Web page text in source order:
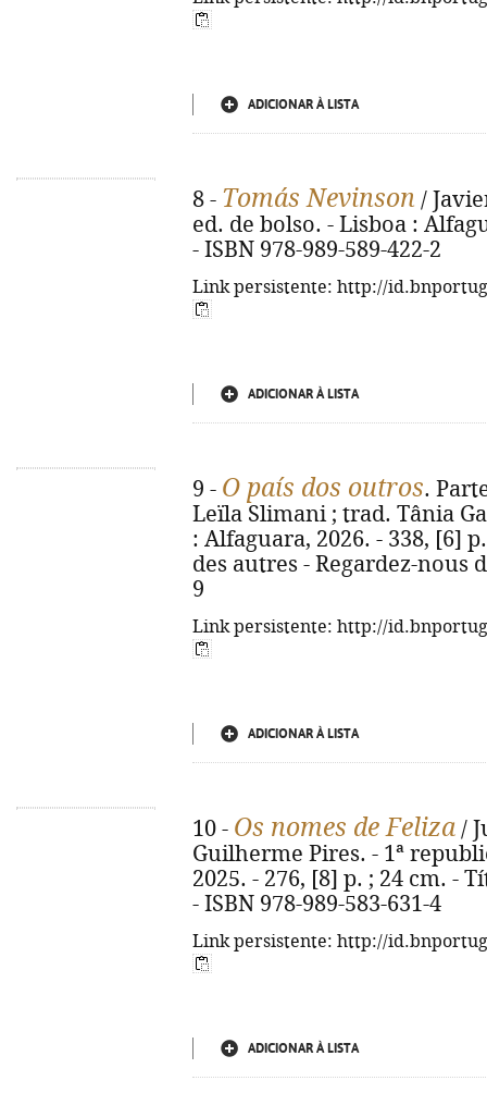
ADICIONAR À LISTA
8 - Tomás Nevinson /
ed. de bolso. - Lisboa :
- ISBN 978-989-589-422-2
Link persistente: http://
ADICIONAR À LISTA
9 - O país dos outros.
Leïla Slimani ; trad. Tânia
: Alfaguara, 2026. - 338, [6]
des autres - Regardez-nous
9
Link persistente: http://
ADICIONAR À LISTA
10 - Os nomes de Feliza /
Guilherme Pires. - 1ª
2025. - 276, [8] p. ; 24 cm. -
- ISBN 978-989-583-631-4
Link persistente: http://
ADICIONAR À LISTA